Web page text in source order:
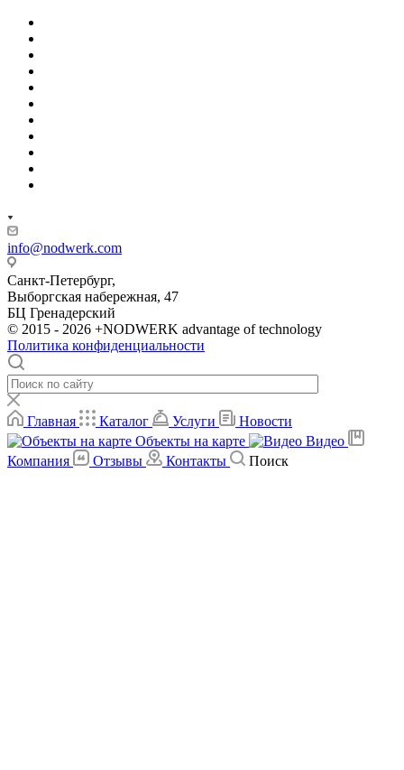
info@nodwerk.com
Санкт-Петербург,
Выборгская набережная, 47
БЦ Гренадерский
© 2015 - 2026 +NODWERK advantage of technology
Политика конфиденциальности
Главная Каталог Услуги
Новости
Объекты на карте
Видео
Компания
Отзывы Контакты Поиск